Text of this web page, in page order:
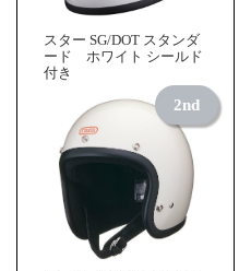
スター SG/DOT スタンダ
ード ホワイト シールド
付き